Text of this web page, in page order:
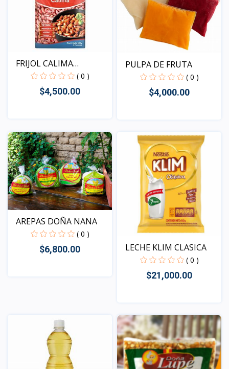
FRIJOL CALIMA
BLANQUITA
( 0 )
$4,500.00
Vista
PULPA DE FRUTA
( 0 )
$4,000.00
AREPAS DOÑA NANA
( 0 )
$6,800.00 LECHE KLIM CLASICA
( 0 )
$21,000.00
Vista